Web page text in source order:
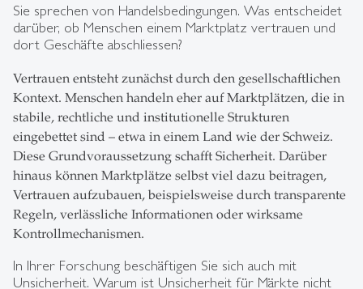
Sie sprechen von Handelsbedingungen. Was entscheidet
darüber, ob Menschen einem Marktplatz vertrauen und
dort Geschäfte abschliessen?
Vertrauen entsteht zunächst durch den gesellschaftlichen
Kontext. Menschen handeln eher auf Marktplätzen, die in
stabile, rechtliche und institutionelle Strukturen
eingebettet sind – etwa in einem Land wie der Schweiz.
Diese Grundvoraussetzung schafft Sicherheit. Darüber
hinaus können Marktplätze selbst viel dazu beitragen,
Vertrauen aufzubauen, beispielsweise durch transparente
Regeln, verlässliche Informationen oder wirksame
Kontrollmechanismen.
In Ihrer Forschung beschäftigen Sie sich auch mit
Unsicherheit. Warum ist Unsicherheit für Märkte nicht